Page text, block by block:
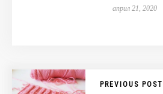
април 21, 2020
PREVIOUS POST